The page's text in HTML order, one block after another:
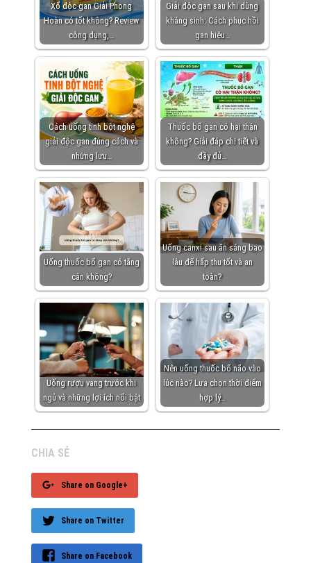
Xổ độc gan Giải Phong
Hoàn có tốt không? Review
công dụng,…
Giải độc gan sau khi dùng
kháng sinh: Cách phục hồi
gan hiệu…
Cách uống tinh bột nghệ
giải độc gan đúng cách và
những lưu…
Thuốc bổ gan có hại thận
không? Giải đáp chi tiết và
đầy đủ…
Uống thuốc bổ gan có tăng
cân không?
Uống canxi sau ăn sáng bao
lâu để hấp thu tốt và an
toàn?
Uống rượu vang trước khi
ngủ và những lợi ích nổi bật
Nên uống thuốc bổ não vào
lúc nào? Lựa chọn thời điểm
hợp lý…
CHIA SẺ
Share on Google+
Share on Twitter
Share on Facebook